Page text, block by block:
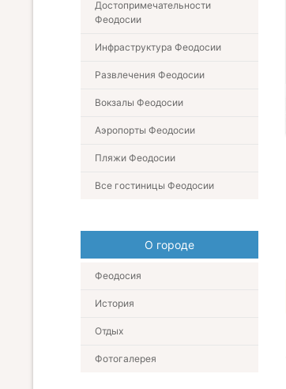
Достопримечательности
Феодосии
Инфраструктура Феодосии
Развлечения Феодосии
Вокзалы Феодосии
Аэропорты Феодосии
Пляжи Феодосии
Все гостиницы Феодосии
О городе
Феодосия
История
Отдых
Фотогалерея